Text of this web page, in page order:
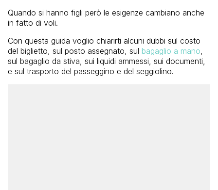
Quando si hanno figli però le esigenze cambiano anche
in fatto di voli.
Con questa guida voglio chiarirti alcuni dubbi sul costo
del biglietto, sul posto assegnato, sul bagaglio a mano
sul bagaglio da stiva, sui liquidi ammessi, sui documenti,
e sul trasporto del passeggino e del seggiolino.